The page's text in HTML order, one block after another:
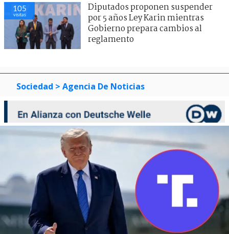
105
visitas
Diputados proponen suspender
por 5 años Ley Karin mientras
Gobierno prepara cambios al
reglamento
Sociedad > Agencia De Noticias